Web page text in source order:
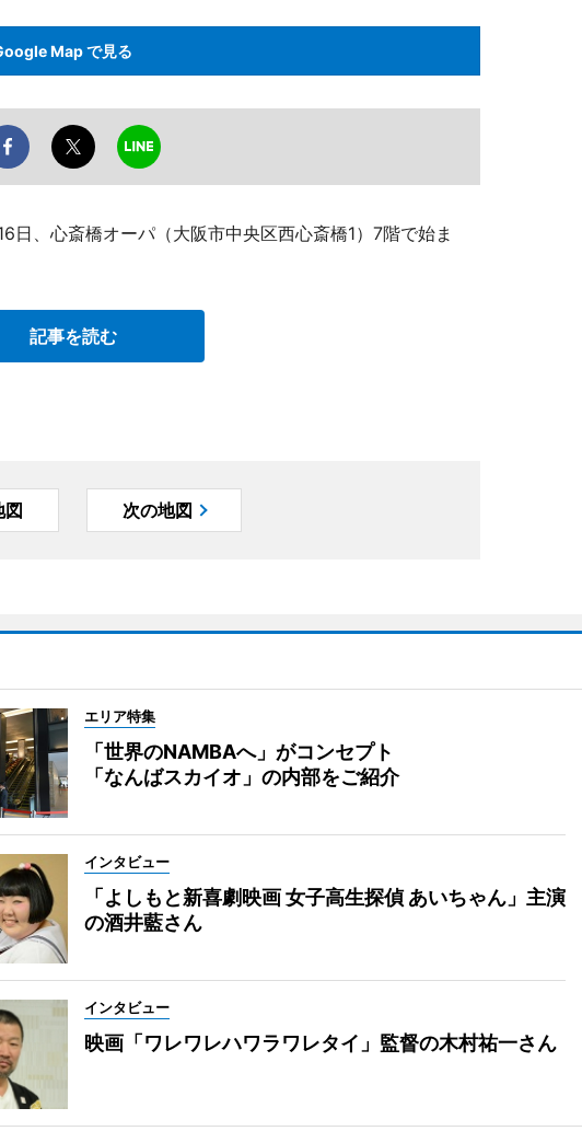
Map で見る
日、心斎橋オーパ（大阪市中央区西心斎橋1）7階で始ま
記事を読む
図 次の地図
エリア特集
「世界のNAMBAへ」がコンセプト
「なんばスカイオ」の内部をご紹介
インタビュー
「よしもと新喜劇映画 女子高生探偵 あいちゃん」主演
の酒井藍さん
インタビュー
映画「ワレワレハワラワレタイ」監督の木村祐一さん